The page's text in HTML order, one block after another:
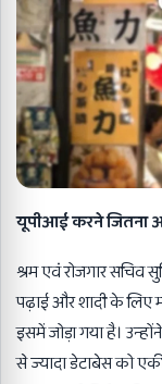
यूपीआई करने जितना
श्रम एवं रोजगार सचिव
पढ़ाई और शादी के लिए
इसमें जोड़ा गया है।
से ज्यादा डेटाबेस को